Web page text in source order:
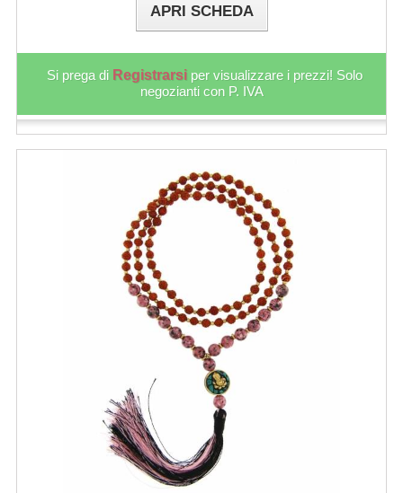
APRI SCHEDA
Si prega di Registrarsi per visualizzare i prezzi! Solo
negozianti con P. IVA